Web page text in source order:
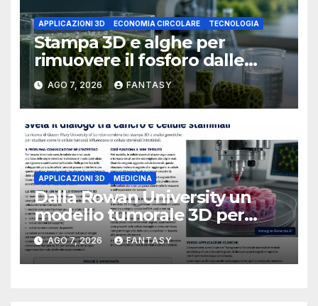
APPLICAZIONI 3D ECONOMIA CIRCOLARE TECNOLOGIA
Stampa 3D e alghe per
rimuovere il fosforo dalle
acque il progetto della
Florida Atlantic University
AGO 7, 2026 FANTASY
APPLICAZIONI 3D MEDICINA
Dalla Rowan University un
modello tumorale 3D per
studiare il dialogo tra cancro
e cellule staminali
AGO 7, 2026 FANTASY